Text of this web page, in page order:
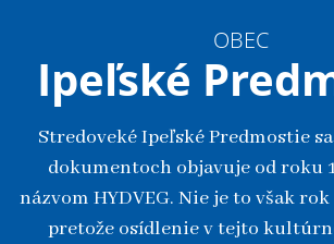
OBEC
Ipeľské
Stredoveké Ipeľské Predmostie
dokumentoch objavuje od roku
názvom HYDVEG. Nie je to však
pretože osídlenie v tejto